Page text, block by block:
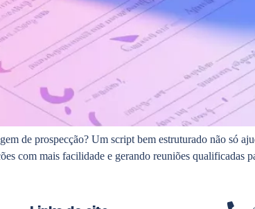
de prospecção? Um script bem estruturado não só
com mais facilidade e gerando reuniões qualificadas